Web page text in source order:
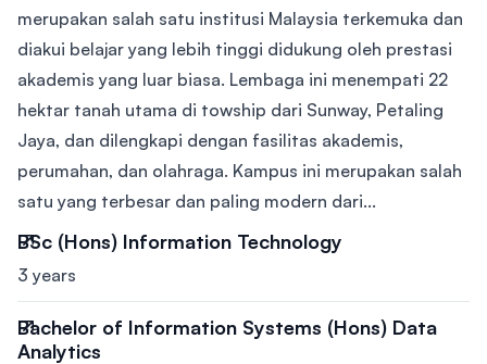
merupakan salah satu institusi Malaysia terkemuka dan
diakui belajar yang lebih tinggi didukung oleh prestasi
akademis yang luar biasa. Lembaga ini menempati 22
hektar tanah utama di towship dari Sunway, Petaling
Jaya, dan dilengkapi dengan fasilitas akademis,
perumahan, dan olahraga. Kampus ini merupakan salah
satu yang terbesar dan paling modern dari...
BSc (Hons) Information Technology
3 years
Bachelor of Information Systems (Hons) Data
Analytics